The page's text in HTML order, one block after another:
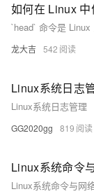
龙大吉 542
Linux系统日志
Linux系统日志管理
GG2020gg 819
Linux系统命令
Linux系统命令与网